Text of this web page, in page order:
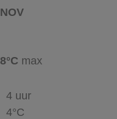
NOV
8°C max
4 uur
4°C